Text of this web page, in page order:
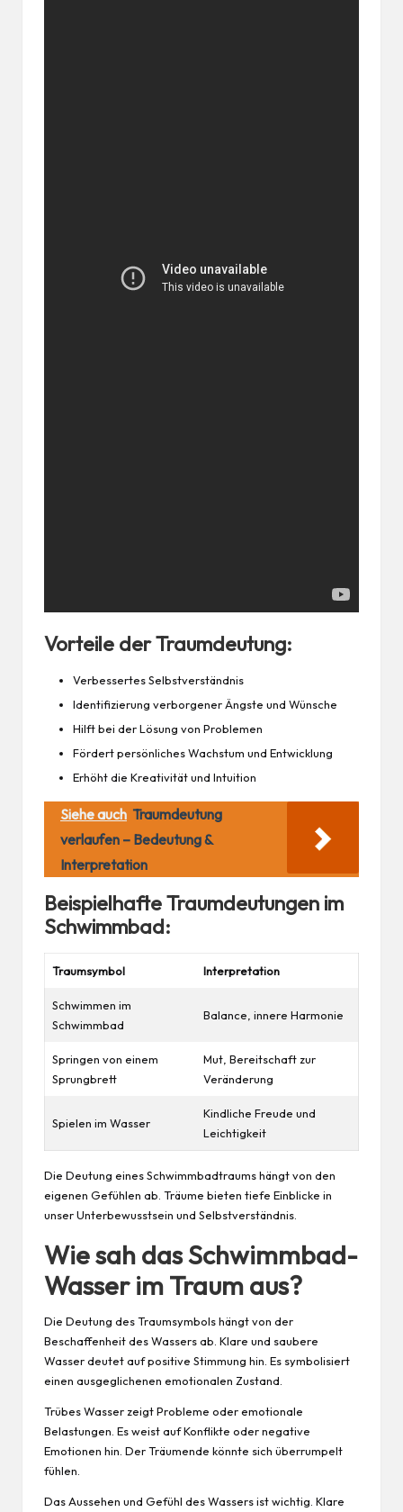
Vorteile der Traumdeutung:
Verbessertes Selbstverständnis
Identifizierung verborgener Ängste und Wünsche
Hilft bei der Lösung von Problemen
Fördert persönliches Wachstum und Entwicklung
Erhöht die Kreativität und Intuition
Siehe auch Traumdeutung
verlaufen – Bedeutung &
Interpretation
Beispielhafte Traumdeutungen im
Schwimmbad:
Traumsymbol Interpretation
Schwimmen im
Schwimmbad
Balance, innere Harmonie
Springen von einem
Sprungbrett
Mut, Bereitschaft zur
Veränderung
Spielen im Wasser
Kindliche Freude und
Leichtigkeit
Die Deutung eines Schwimmbadtraums hängt von den
eigenen Gefühlen ab. Träume bieten tiefe Einblicke in
unser Unterbewusstsein und Selbstverständnis.
Wie sah das Schwimmbad-
Wasser im Traum aus?
Die Deutung des Traumsymbols hängt von der
Beschaffenheit des Wassers ab. Klare und saubere
Wasser deutet auf positive Stimmung hin. Es symbolisiert
einen ausgeglichenen emotionalen Zustand.
Trübes Wasser zeigt Probleme oder emotionale
Belastungen. Es weist auf Konflikte oder negative
Emotionen hin. Der Träumende könnte sich überrumpelt
fühlen.
Das Aussehen und Gefühl des Wassers ist wichtig. Klare